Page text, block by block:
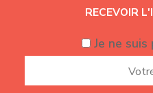
RECEVOIR
Je ne